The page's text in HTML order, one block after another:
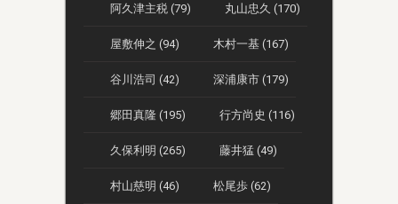
阿久津主税 (79) 丸山忠久 (170)
屋敷伸之 (94) 木村一基 (167)
谷川浩司 (42) 深浦康市 (179)
郷田真隆 (195) 行方尚史 (116)
久保利明 (265) 藤井猛 (49)
村山慈明 (46) 松尾歩 (62)